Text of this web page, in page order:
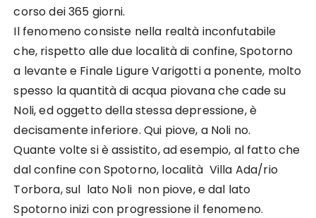
corso dei 365 giorni.
Il fenomeno consiste nella realtà inconfutabile
che, rispetto alle due località di confine, Spotorno
a levante e Finale Ligure Varigotti a ponente, molto
spesso la quantità di acqua piovana che cade su
Noli, ed oggetto della stessa depressione, è
decisamente inferiore. Qui piove, a Noli no.
Quante volte si è assistito, ad esempio, al fatto che
dal confine con Spotorno, località Villa Ada/rio
Torbora, sul lato Noli non piove, e dal lato
Spotorno inizi con progressione il fenomeno.